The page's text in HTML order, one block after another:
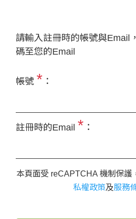
請輸入註冊時的帳號與Email
碼至您的Email
帳號 * ：
註冊時的Email * ：
本頁面受 reCAPTCHA 機制保護
私權政策及服務